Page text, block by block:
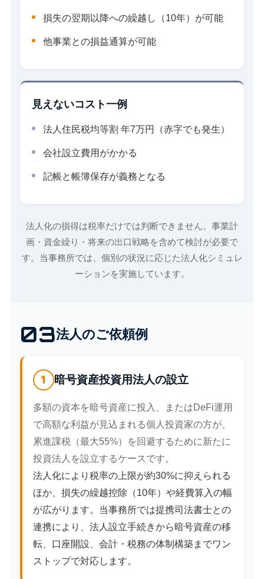
損失の翌期以降への繰越し（10年）が可能
他事業との損益通算が可能
見えないコスト一例
法人住民税均等割 年7万円（赤字でも発生）
会社設立費用がかかる
記帳と帳簿保存が義務となる
法人化の損得は税率だけでは判断できません。事業計
画・資金繰り・将来の出口戦略を含めて検討が必要で
す。当事務所では、個別の状況に応じた法人化シミュレ
ーションを実施しています。
03法人のご依頼例
1 暗号資産投資用法人の設立
多額の資本を暗号資産に投入、またはDeFi運用
で高額な利益が見込まれる個人投資家の方が、
累進課税（最大55%）を回避するために新たに
投資法人を設立するケースです。
法人化により税率の上限が約30%に抑えられる
ほか、損失の繰越控除（10年）や経費算入の幅
が広がります。当事務所では提携司法書士との
連携により、法人設立手続きから暗号資産の移
転、口座開設、会計・税務の体制構築までワン
ストップで対応します。